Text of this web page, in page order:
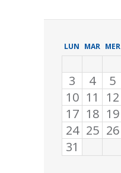
LUN MAR MER
3
4 5
10 11 12
17 18 19
24 25 26
31